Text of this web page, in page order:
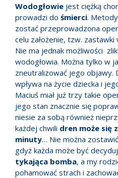
Wodogłowie jest ciężką
prowadzi do śmierci.
zostać przeprowadzona
celu założenie, tzw. zastawki
Nie ma jednak możliwości
wodogłowia. Można tylko w
zneutralizować jego objawy.
wpływa na życie dziecka i
Maciuś miał już trzy takie
jego stan znacznie się
niesie za sobą również
każdej chwili dren może się
minuty… Nie można
gdyż każda może być
tykająca bomba, a my
pohamować strach i